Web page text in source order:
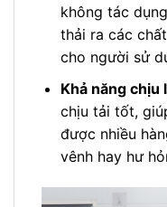
không tác
thải ra các
cho người sử
Khả năng chịu
chịu tải tốt,
được nhiều
vênh hay hư